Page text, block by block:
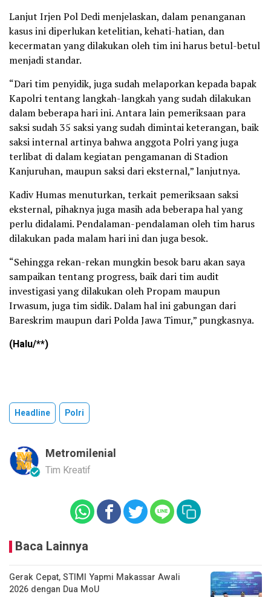
Lanjut Irjen Pol Dedi menjelaskan, dalam penanganan
kasus ini diperlukan ketelitian, kehati-hatian, dan
kecermatan yang dilakukan oleh tim ini harus betul-betul
menjadi standar.
“Dari tim penyidik, juga sudah melaporkan kepada bapak
Kapolri tentang langkah-langkah yang sudah dilakukan
dalam beberapa hari ini. Antara lain pemeriksaan para
saksi sudah 35 saksi yang sudah dimintai keterangan, baik
saksi internal artinya bahwa anggota Polri yang juga
terlibat di dalam kegiatan pengamanan di Stadion
Kanjuruhan, maupun saksi dari eksternal,” lanjutnya.
Kadiv Humas menuturkan, terkait pemeriksaan saksi
eksternal, pihaknya juga masih ada beberapa hal yang
perlu didalami. Pendalaman-pendalaman oleh tim harus
dilakukan pada malam hari ini dan juga besok.
“Sehingga rekan-rekan mungkin besok baru akan saya
sampaikan tentang progress, baik dari tim audit
investigasi yang dilakukan oleh Propam maupun
Irwasum, juga tim sidik. Dalam hal ini gabungan dari
Bareskrim maupun dari Polda Jawa Timur,” pungkasnya.
(Halu/**)
Headline Polri
Metromilenial
Tim Kreatif
Baca Lainnya
Gerak Cepat, STIMI Yapmi Makassar Awali
2026 dengan Dua MoU